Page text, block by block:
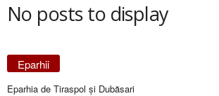
No posts to display
Eparhii
Eparhia de Tiraspol și Dubăsari